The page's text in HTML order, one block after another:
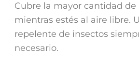
Cubre la mayor cantidad de
mientras estés al aire libre.
repelente de insectos
necesario.